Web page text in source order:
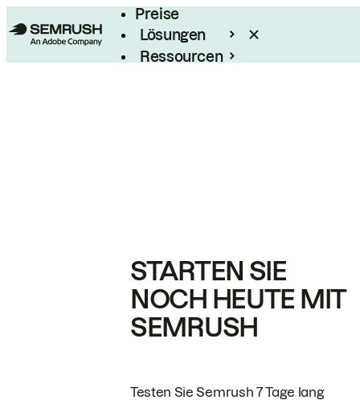
Preise
Lösungen
Ressourcen
STARTEN SIE
NOCH HEUTE MIT
SEMRUSH
Testen Sie Semrush 7 Tage lang